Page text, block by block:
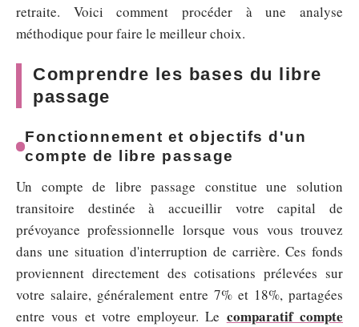
retraite. Voici comment procéder à une analyse
méthodique pour faire le meilleur choix.
Comprendre les bases du libre
passage
Fonctionnement et objectifs d'un
compte de libre passage
Un compte de libre passage constitue une solution
transitoire destinée à accueillir votre capital de
prévoyance professionnelle lorsque vous vous trouvez
dans une situation d'interruption de carrière. Ces fonds
proviennent directement des cotisations prélevées sur
votre salaire, généralement entre 7% et 18%, partagées
entre vous et votre employeur. Le comparatif compte